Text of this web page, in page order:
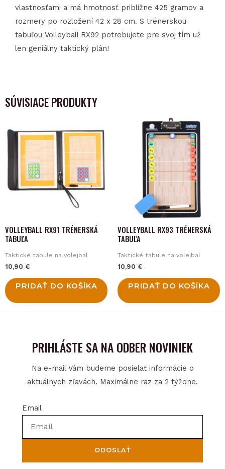
vlastnosťami a má hmotnosť približne 425 gramov a
rozmery po rozložení 42 x 28 cm. S trénerskou
tabuľou Volleyball RX92 potrebujete pre svoj tím už
len geniálny taktický plán!
SÚVISIACE PRODUKTY
VOLLEYBALL RX91 TRÉNERSKÁ
TABUĽA
Taktické tabule na volejbal
10,90 €
PRIDAŤ DO KOŠÍKA
VOLLEYBALL RX93 TRÉNERSKÁ
TABUĽA
Taktické tabule na volejbal
10,90 €
PRIDAŤ DO KOŠÍKA
PRIHLÁSTE SA NA ODBER NOVINIEK
Na e-mail Vám budeme posielať informácie o
aktuálnych zľavách. Maximálne raz za 2 týždne.
Email
ODOSLAŤ